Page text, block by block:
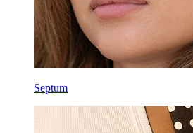
Septum